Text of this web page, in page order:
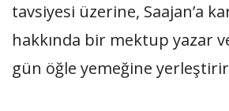
tavsiyesi üzerine, Saajan’a
hakkında bir mektup yazar
gün öğle yemeğine